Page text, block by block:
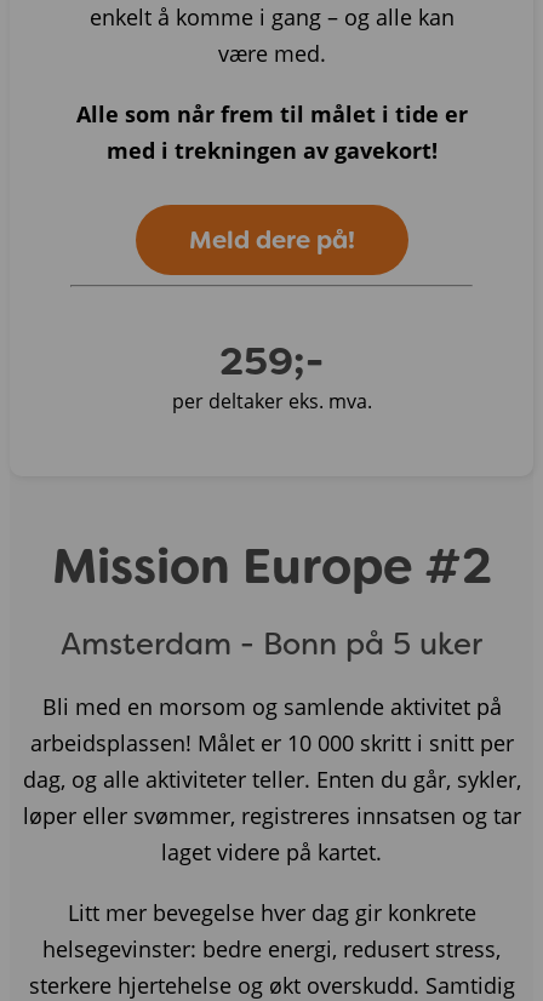
enkelt å komme i gang – og alle kan
være med.
Alle som når frem til målet i tide er
med i trekningen av gavekort!
Meld dere på!
259;-
per deltaker eks. mva.
Mission Europe #2
Amsterdam - Bonn på 5 uker
Bli med en morsom og samlende aktivitet på
arbeidsplassen! Målet er 10 000 skritt i snitt per
dag, og alle aktiviteter teller. Enten du går, sykler,
løper eller svømmer, registreres innsatsen og tar
laget videre på kartet.
Litt mer bevegelse hver dag gir konkrete
helsegevinster: bedre energi, redusert stress,
sterkere hjertehelse og økt overskudd. Samtidig